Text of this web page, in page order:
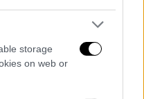
storage
on web or
του
Εγώ θέλω να